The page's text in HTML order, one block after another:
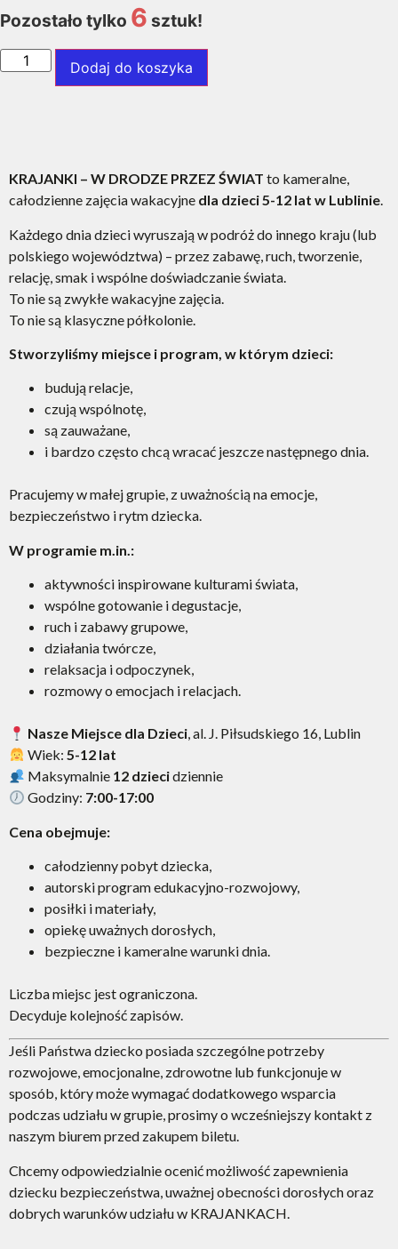
Pozostało tylko 6 sztuk!
Dodaj do koszyka
KRAJANKI – W DRODZE PRZEZ ŚWIAT to kameralne,
całodzienne zajęcia wakacyjne dla dzieci 5-12 lat w Lublinie.
Każdego dnia dzieci wyruszają w podróż do innego kraju (lub
polskiego województwa) – przez zabawę, ruch, tworzenie,
relację, smak i wspólne doświadczanie świata.
To nie są zwykłe wakacyjne zajęcia.
To nie są klasyczne półkolonie.
Stworzyliśmy miejsce i program, w którym dzieci:
budują relacje,
czują wspólnotę,
są zauważane,
i bardzo często chcą wracać jeszcze następnego dnia.
Pracujemy w małej grupie, z uważnością na emocje,
bezpieczeństwo i rytm dziecka.
W programie m.in.:
aktywności inspirowane kulturami świata,
wspólne gotowanie i degustacje,
ruch i zabawy grupowe,
działania twórcze,
relaksacja i odpoczynek,
rozmowy o emocjach i relacjach.
Nasze Miejsce dla Dzieci, al. J. Piłsudskiego 16, Lublin
Wiek:5-12 lat
Maksymalnie 12 dziecidziennie
Godziny: 7:00-17:00
Cena obejmuje:
całodzienny pobyt dziecka,
autorski program edukacyjno-rozwojowy,
posiłki i materiały,
opiekę uważnych dorosłych,
bezpieczne i kameralne warunki dnia.
Liczba miejsc jest ograniczona.
Decyduje kolejność zapisów.
Jeśli Państwa dziecko posiada szczególne potrzeby
rozwojowe, emocjonalne, zdrowotne lub funkcjonuje w
sposób, który może wymagać dodatkowego wsparcia
podczas udziału w grupie, prosimy o wcześniejszy kontakt z
naszym biurem przed zakupem biletu.
Chcemy odpowiedzialnie ocenić możliwość zapewnienia
dziecku bezpieczeństwa, uważnej obecności dorosłych oraz
dobrych warunków udziału w KRAJANKACH.